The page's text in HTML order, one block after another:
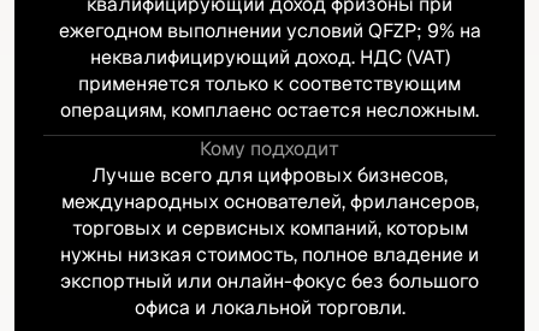
ежегодном выполнении условий QFZP; 9% на
неквалифицирующий доход. НДС (VAT)
применяется только к соответствующим
операциям, комплаенс остается несложным.
Кому подходит
Лучше всего для цифровых бизнесов,
международных основателей, фрилансеров,
торговых и сервисных компаний, которым
нужны низкая стоимость, полное владение и
экспортный или онлайн-фокус без большого
офиса и локальной торговли.